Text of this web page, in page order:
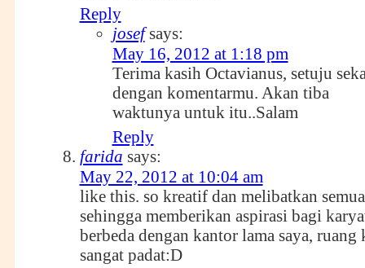
Reply
josef says:
May 16, 2012 at 1:18 pm
Terima kasih Octavianus, setuju
dengan komentarmu. Akan tiba
waktunya untuk itu..Salam
Reply
farida says:
May 22, 2012 at 10:04 am
like this. so kreatif dan melibatkan
sehingga memberikan aspirasi bagi
berbeda dengan kantor lama saya, ruang
sangat padat:D